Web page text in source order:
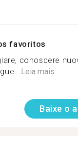
favoritos
conoscere
Leia mais
Baixe o